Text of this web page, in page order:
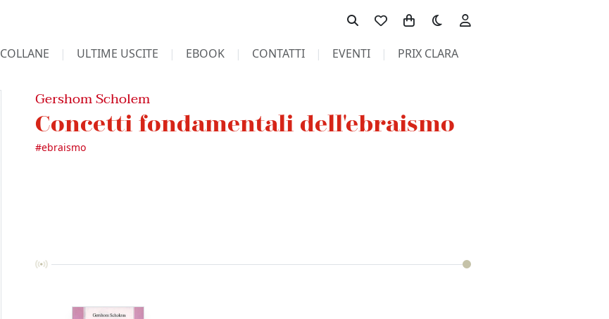
Toggle theme
COLLANE ULTIME USCITE EBOOK CONTATTI EVENTI PRIX CLARA
Gershom Scholem
Concetti fondamentali dell'ebraismo
#ebraismo